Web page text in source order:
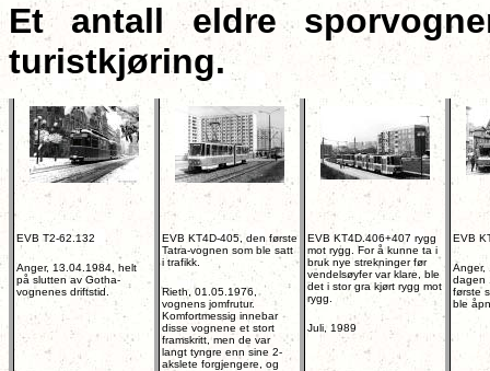
Et antall eldre
turistkjøring.
EVB T2-62.132
Anger, 13.04.1984, helt
på slutten av Gotha-
vognenes driftstid.
EVB KT4D-405, den første
Tatra-vognen som ble satt
i trafikk.
Rieth, 01.05.1976,
vognens jomfrutur.
Komfortmessig innebar
disse vognene et stort
framskritt, men de var
langt tyngre enn sine 2-
akslete forgjengere, og
EVB KT4D.406+407 rygg
mot rygg. For å kunne ta i
bruk nye strekninger før
vendelsøyfer var klare, ble
det i stor gra kjørt rygg mot
rygg.
Juli, 1989
EVB
Anger,
dagen
første
ble